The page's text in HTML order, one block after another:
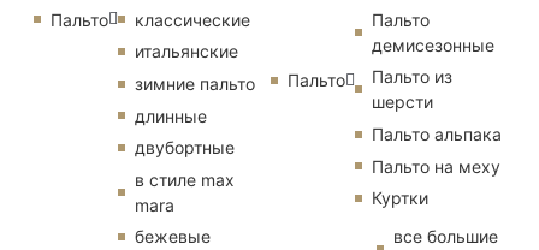
Пальто
классические
итальянские
зимние пальто
длинные
двубортные
в стиле max
mara
бежевые
Пальто
Пальто
демисезонные
Пальто из
шерсти
Пальто альпака
Пальто на меху
Куртки
все большие